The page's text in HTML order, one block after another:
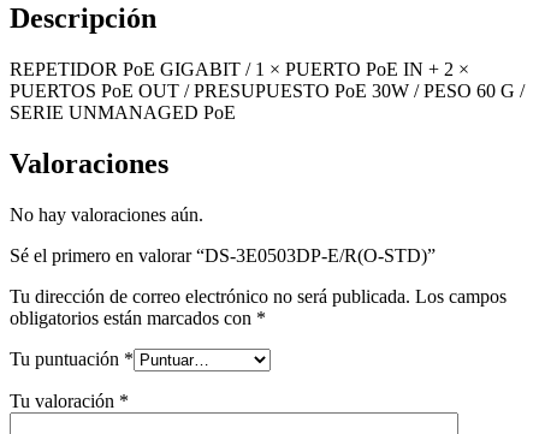
Descripción
REPETIDOR PoE GIGABIT / 1 × PUERTO PoE IN + 2 ×
PUERTOS PoE OUT / PRESUPUESTO PoE 30W / PESO 60 G /
SERIE UNMANAGED PoE
Valoraciones
No hay valoraciones aún.
Sé el primero en valorar “DS-3E0503DP-E/R(O-STD)”
Tu dirección de correo electrónico no será publicada. Los campos
obligatorios están marcados con *
Tu puntuación *
Tu valoración *